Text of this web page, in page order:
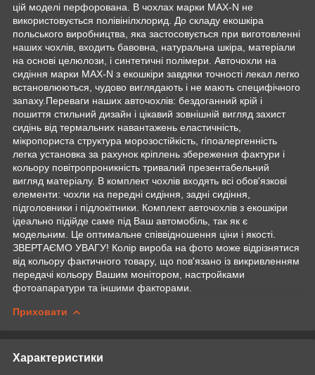
цій моделі перфорована. В чохлах марки MAX-N не
використовується полівінілхлорид. До складу екошкіра
польського виробництва, яка застосовується при виготовленні
наших чохлів, входить бавовна, натуральна шкіра, матеріали
на основі целюлози, і синтетичні полімери. Авточохли на
сидіння марки MAX-N з екошкіри завдяки точності лекал легко
встановлюються, чудово виглядають і не мають специфічного
запаху.Переваги наших авточохлів: бездоганний крій і
пошиття стильний дизайн і цікавий зовнішній вигляд захист
сидінь від термальних навантажень еластичність,
мікропориста структура морозостійкість, гіпоалергенність
легка установка за рахунок кріплень збереження фактури і
кольору повітропроникність тривалий презентабельний
вигляд матеріалу. В комплект чохлів входять всі обов'язкові
елементи: чохли на передні сидіння, задні сидіння,
підголовники і підлокітники. Комплект авточохлів з екошкіри
ідеально підійде саме під Ваш автомобіль, так як є
модельним. Це оптимальне співвідношення ціни і якості.
ЗВЕРТАЄМО УВАГУ! Колір вироба на фото може відрізнятися
від кольору фактичного товару, що пов'язано із викривленням
передачі кольору Вашим монітором, настройками
фотоапаратури та іншими факторами.
Приховати
Характеристики